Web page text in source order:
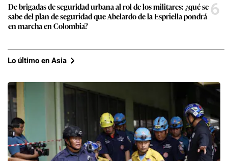
De brigadas de seguridad urbana al rol de los militares: ¿qué se
sabe del plan de seguridad que Abelardo de la Espriella pondrá
en marcha en Colombia?
6
Lo último en Asia